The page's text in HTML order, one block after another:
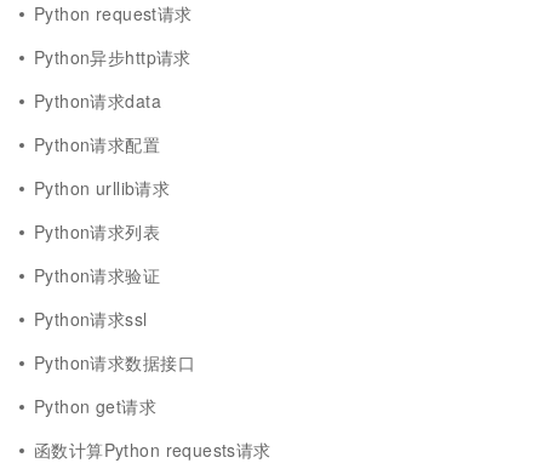
Python request请求
Python异步http请求
Python请求data
Python请求配置
Python urllib请求
Python请求列表
Python请求验证
Python请求ssl
Python请求数据接口
Python get请求
函数计算Python requests请求